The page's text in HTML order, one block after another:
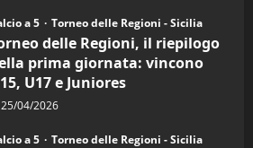
Juniores
è
vicecampione
d’Italia
a 5
Torneo delle Regioni - Sicilia
delle Regioni, il riepilogo
prima giornata: vincono
U17 e Juniores
25/04/2026
a 5 Torneo delle Regioni - Sicilia